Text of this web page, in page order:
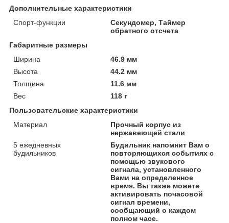
Дополнительные характеристики
Спорт-функции
Секундомер, Таймер
обратного отсчета
Габаритные размеры
Ширина
46.9 мм
Высота
44.2 мм
Толщина
11.6 мм
Вес
118 г
Пользовательские характеристики
Материал
Прочный корпус из
нержавеющей стали
5 ежедневных
будильников
Будильник напомнит Вам о
повторяющихся событиях с
помощью звукового
сигнала, установленного
Вами на определенное
время. Вы также можете
активировать почасовой
сигнал времени,
сообщающий о каждом
полном часе.